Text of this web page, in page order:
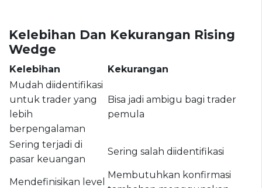
Kelebihan Dan Kekurangan Rising
Wedge
Kelebihan
Kekurangan
Mudah diidentifikasi
untuk trader yang
lebih
berpengalaman
Bisa jadi ambigu bagi trader
pemula
Sering terjadi di
pasar keuangan
Sering salah diidentifikasi
Mendefinisikan level
Membutuhkan konfirmasi